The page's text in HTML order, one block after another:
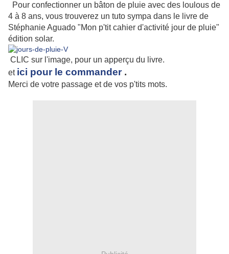
Pour confectionner un bâton de pluie avec des loulous de
4 à 8 ans, vous trouverez un tuto sympa dans le livre de
Stéphanie Aguado "Mon p'tit cahier d'activité jour de pluie"
édition solar.
CLIC sur l'image, pour un apperçu du livre.
et ici pour le commander.
Merci de votre passage et de vos p'tits mots.